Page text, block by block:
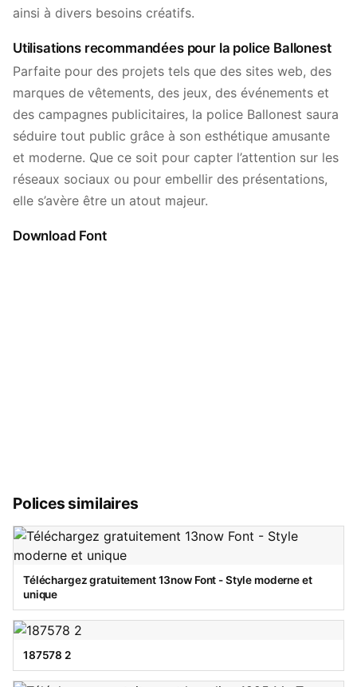
ainsi à divers besoins créatifs.
Utilisations recommandées pour la police Ballonest
Parfaite pour des projets tels que des sites web, des
marques de vêtements, des jeux, des événements et
des campagnes publicitaires, la police Ballonest saura
séduire tout public grâce à son esthétique amusante
et moderne. Que ce soit pour capter l’attention sur les
réseaux sociaux ou pour embellir des présentations,
elle s’avère être un atout majeur.
Download Font
Polices similaires
Téléchargez gratuitement 13now Font - Style moderne et
unique
187578 2